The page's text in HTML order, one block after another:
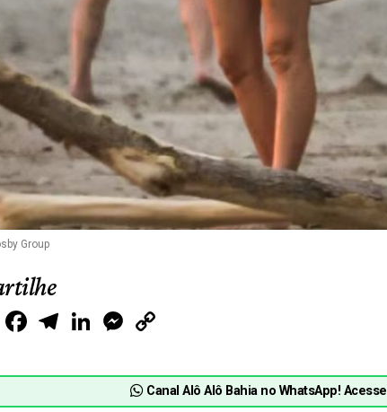
Group
Twitter FacebookTelegramLinkedIn Messenger
Canal Alô Alô Bahia no WhatsApp! Acesse